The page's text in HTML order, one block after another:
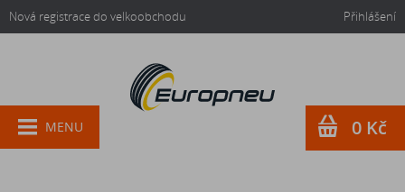
Nová registrace do velkoobchodu Přihlášení
MENU 0 Kč